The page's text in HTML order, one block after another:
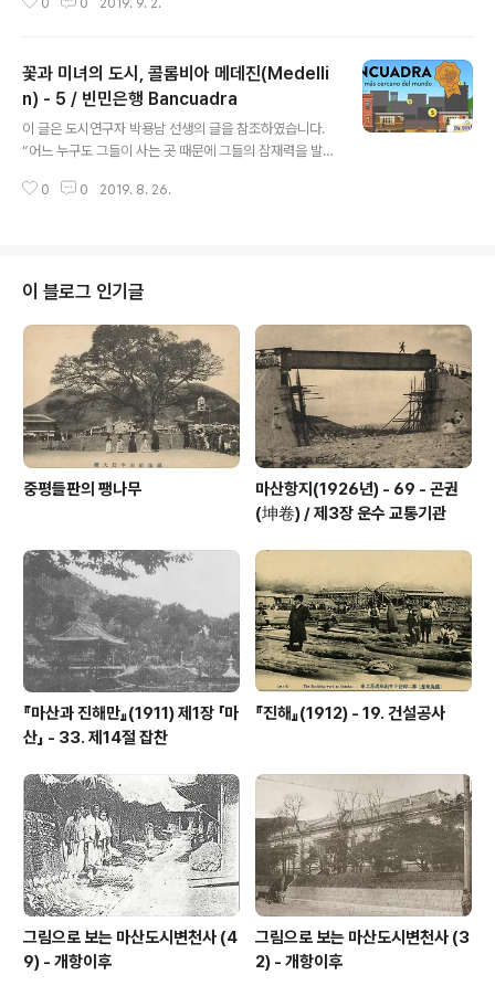
서정적이다. 하지만 메데진의 ‘국제 시(詩) 축제(Internati
서 일어나는 정치적 폭력과 증오에 대한 항의로 시작되었
다. 앞 포스팅에서도 말했지만, 1990년대 초 메데진은 정
치 테러 및 범죄 집단 간의 투쟁에서 발생하는 폭력에 의한
공포가 사회를 짓눌렀다. 주말 한 번에 약 100명이 살해 되
고, 오후 8시 이후에는 군대가 사회를 통제하는 야간 통행
금지 등으로 인해 도시와 농촌 할 것 없이 나..
0 0 2019. 9. 2.
꽃과 미녀의 도시, 콜롬비아 메데진(Medelli
n) - 5 / 빈민은행 Bancuadra
이 글은 도시연구자 박용남 선생의 글을 참조하였습니다.
“어느 누구도 그들이 사는 곳 때문에 그들의 잠재력을 발휘
의 주거문제를 해결하기 위해 설립된 런던의 주거복지재단
이 런던 L&Q와는 좀 다르다. '꽃과 미녀의 도시'라지만 메
데진은 가난한 사람들이 많기로도 유명하다. 늘 그렇듯 가
난한 사람들은 고금리 이잣돈을 쓴다. 이 포스팅은 메데진
시 정부가 이 문제에 대응하는 한 사례이다. 2017년 메데
진 시 정부는 가난한 시민들이 조직범죄와 연관된 대출 사
기꾼들에게 의존해..
0 0 2019. 8. 26.
이 블로그 인기글
중평들판의 팽나무
마산항지(1926년) - 69 - 곤권
(坤卷) / 제3장 운수 교통기관
『마산과 진해만』(1911) 제1장 「마
산」 - 33. 제14절 잡찬
『진해』(1912) - 19. 건설공사
그림으로 보는 마산도시변천사 (4
9) - 개항이후
그림으로 보는 마산도시변천사 (3
2) - 개항이후